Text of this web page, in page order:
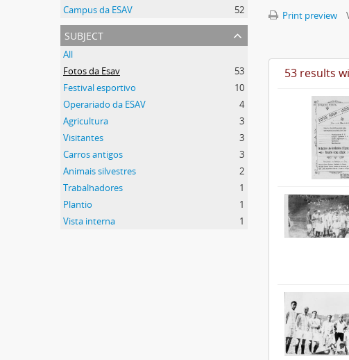
Campus da ESAV
52
subject
All
Fotos da Esav
53
Festival esportivo
10
Operariado da ESAV
4
Agricultura
3
Visitantes
3
Carros antigos
3
Animais silvestres
2
Trabalhadores
1
Plantio
1
Vista interna
1
Print preview
53 results